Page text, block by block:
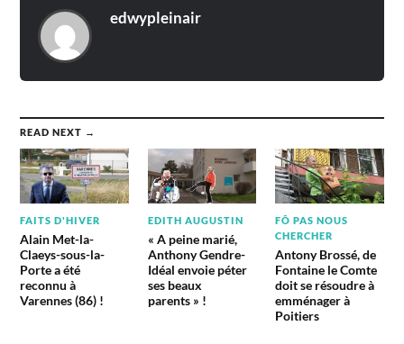
edwypleinair
READ NEXT →
FAITS D'HIVER
Alain Met-la-
Claeys-sous-la-
Porte a été
reconnu à
Varennes (86) !
EDITH AUGUSTIN
« A peine marié,
Anthony Gendre-
Idéal envoie péter
ses beaux
parents » !
FÔ PAS NOUS
CHERCHER
Antony Brossé, de
Fontaine le Comte
doit se résoudre à
emménager à
Poitiers